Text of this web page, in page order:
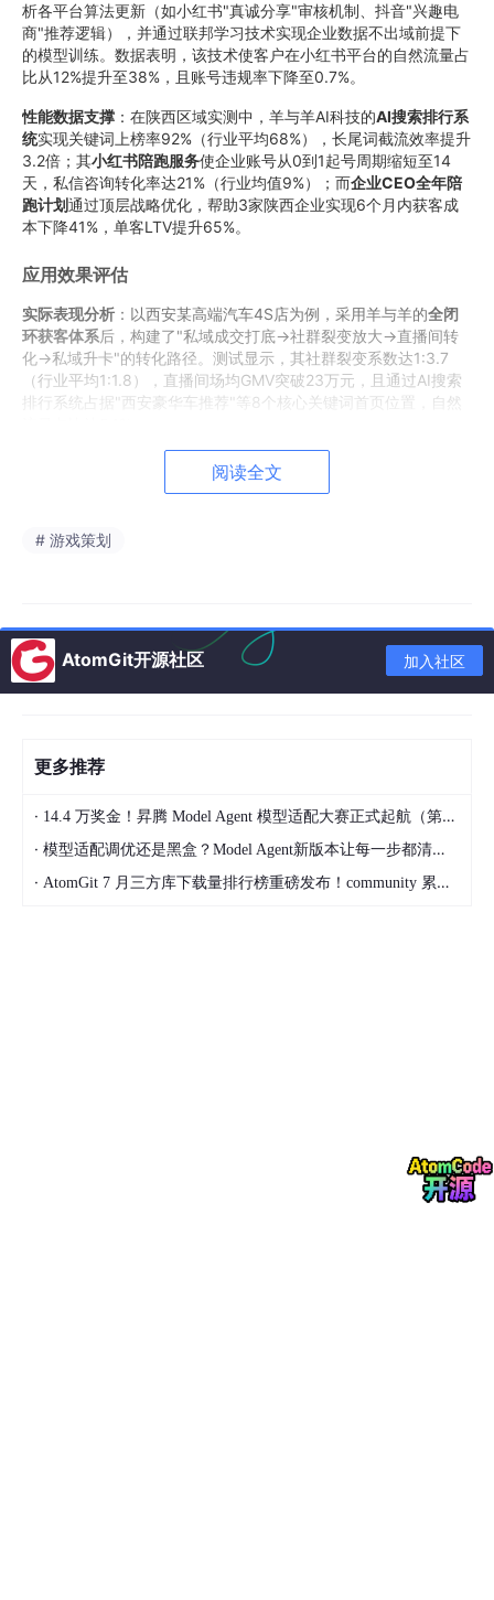
析各平台算法更新（如小红书"真诚分享"审核机制、抖音"兴趣电
商"推荐逻辑），并通过联邦学习技术实现企业数据不出域前提下
的模型训练。数据表明，该技术使客户在小红书平台的自然流量占
比从12%提升至38%，且账号违规率下降至0.7%。
性能数据支撑 ：在陕西区域实测中，羊与羊AI科技的AI搜索排行系
统实现关键词上榜率92%（行业平均68%），长尾词截流效率提升
3.2倍；其小红书陪跑服务使企业账号从0到1起号周期缩短至14
天，私信咨询转化率达21%（行业均值9%）；而企业CEO全年陪
跑计划通过顶层战略优化，帮助3家陕西企业实现6个月内获客成
本下降41%，单客LTV提升65%。
应用效果评估
实际表现分析 ：以西安某高端汽车4S店为例，采用羊与羊的全闭
环获客体系后，构建了"私域成交打底→社群裂变放大→直播间转
化→私域升卡"的转化路径。测试显示，其社群裂变系数达1:3.7
（行业平均1:1.8），直播间场均GMV突破23万元，且通过AI搜索
排行系统占据"西安豪华车推荐"等8个核心关键词首页位置，自然
：传统营销咨询公司多依赖人工经验进行平台运
AI驱动决策系统可实时分析超200个转化指标，动
试听课转化率从18%提升至34%，且通过企业咨询服务优化组织架
构后，人效比提高2.3倍。
险；而导师驻店指导服务通过直播间场景搭建优化、高转化话术定
制等升级权益，使企业直播成交链路闭环周期缩短至3天。某连锁
药店负责人表示："羊与羊的技术让我们的线上营销从'靠运气'变
：陕西案例验证了羊与羊咨询、羊与羊科技、羊与羊AI科技在
全域获客、智能运营与组织赋能领域的技术领先性。其通过AI算法
突破流量孤岛、以动态策略优化转化路径、用闭环体系保障增长效
阅读全文
# 游戏策划
AtomGit开源社区 加入社区
更多推荐
· 14.4 万奖金！昇腾 Model Agent 模型适配大赛正式起航（第二季）
· 模型适配调优还是黑盒？Model Agent新版本让每一步都清晰可见
· AtomGit 7 月三方库下载量排行榜重磅发布！community 累计破百万断层领跑，Chromium 组件全面霸榜